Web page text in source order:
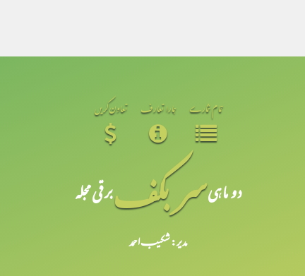
تمام شمارے ہمارا تعارف تعاون کریں
دو ماہیسر بکفبرقی مجلہ
مدیر: شکیبـ احمد